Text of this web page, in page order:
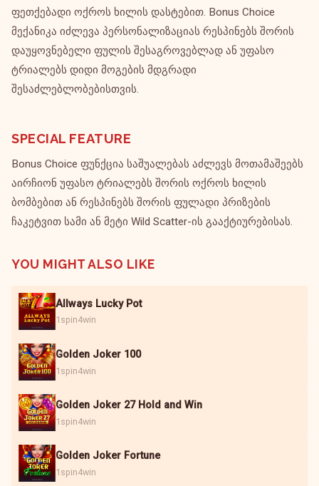
ფეთქებადი ოქროს ხილის დასტებით. Bonus Choice
მექანიკა იძლევა პერსონალიზაციას რესპინებს შორის
დაუყოვნებელი ფულის შესაგროვებლად ან უფასო
ტრიალებს დიდი მოგების მდგრადი
შესაძლებლობებისთვის.
SPECIAL FEATURE
Bonus Choice ფუნქცია საშუალებას აძლევს მოთამაშეებს
აირჩიონ უფასო ტრიალებს შორის ოქროს ხილის
ბომბებით ან რესპინებს შორის ფულადი პრიზების
ჩაკეტვით სამი ან მეტი Wild Scatter-ის გააქტიურებისას.
YOU MIGHT ALSO LIKE
Allways Lucky Pot
1spin4win
Golden Joker 100
1spin4win
Golden Joker 27 Hold and Win
1spin4win
Golden Joker Fortune
1spin4win